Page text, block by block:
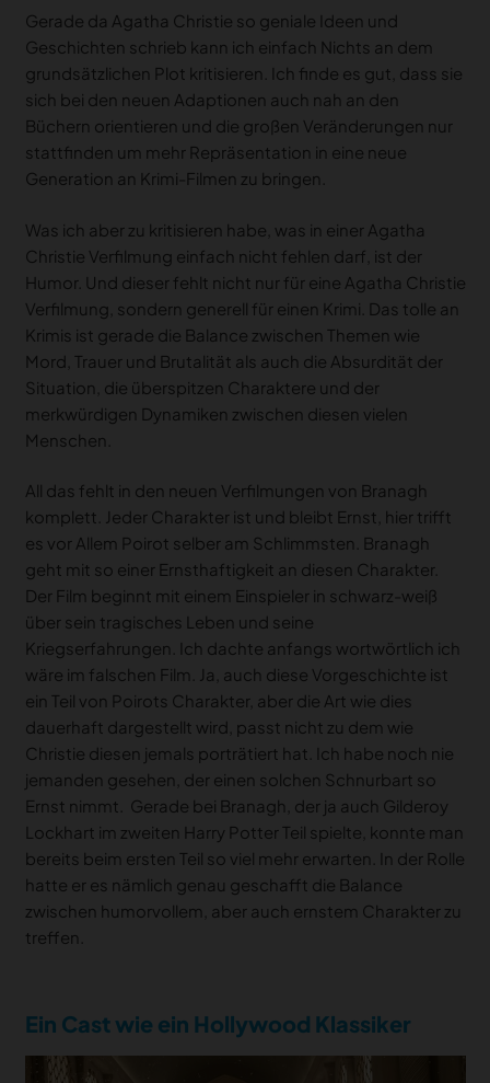
Gerade da Agatha Christie so geniale Ideen und
Geschichten schrieb kann ich einfach Nichts an dem
grundsätzlichen Plot kritisieren. Ich finde es gut, dass sie
sich bei den neuen Adaptionen auch nah an den
Büchern orientieren und die großen Veränderungen nur
stattfinden um mehr Repräsentation in eine neue
Generation an Krimi-Filmen zu bringen.
Was ich aber zu kritisieren habe, was in einer Agatha
Christie Verfilmung einfach nicht fehlen darf, ist der
Humor. Und dieser fehlt nicht nur für eine Agatha Christie
Verfilmung, sondern generell für einen Krimi. Das tolle an
Krimis ist gerade die Balance zwischen Themen wie
Mord, Trauer und Brutalität als auch die Absurdität der
Situation, die überspitzen Charaktere und der
merkwürdigen Dynamiken zwischen diesen vielen
Menschen.
All das fehlt in den neuen Verfilmungen von Branagh
komplett. Jeder Charakter ist und bleibt Ernst, hier trifft
es vor Allem Poirot selber am Schlimmsten. Branagh
geht mit so einer Ernsthaftigkeit an diesen Charakter.
Der Film beginnt mit einem Einspieler in schwarz-weiß
über sein tragisches Leben und seine
Kriegserfahrungen. Ich dachte anfangs wortwörtlich ich
wäre im falschen Film. Ja, auch diese Vorgeschichte ist
ein Teil von Poirots Charakter, aber die Art wie dies
dauerhaft dargestellt wird, passt nicht zu dem wie
Christie diesen jemals porträtiert hat. Ich habe noch nie
jemanden gesehen, der einen solchen Schnurbart so
Ernst nimmt. Gerade bei Branagh, der ja auch Gilderoy
Lockhart im zweiten Harry Potter Teil spielte, konnte man
bereits beim ersten Teil so viel mehr erwarten. In der Rolle
hatte er es nämlich genau geschafft die Balance
zwischen humorvollem, aber auch ernstem Charakter zu
treffen.
Ein Cast wie ein Hollywood Klassiker